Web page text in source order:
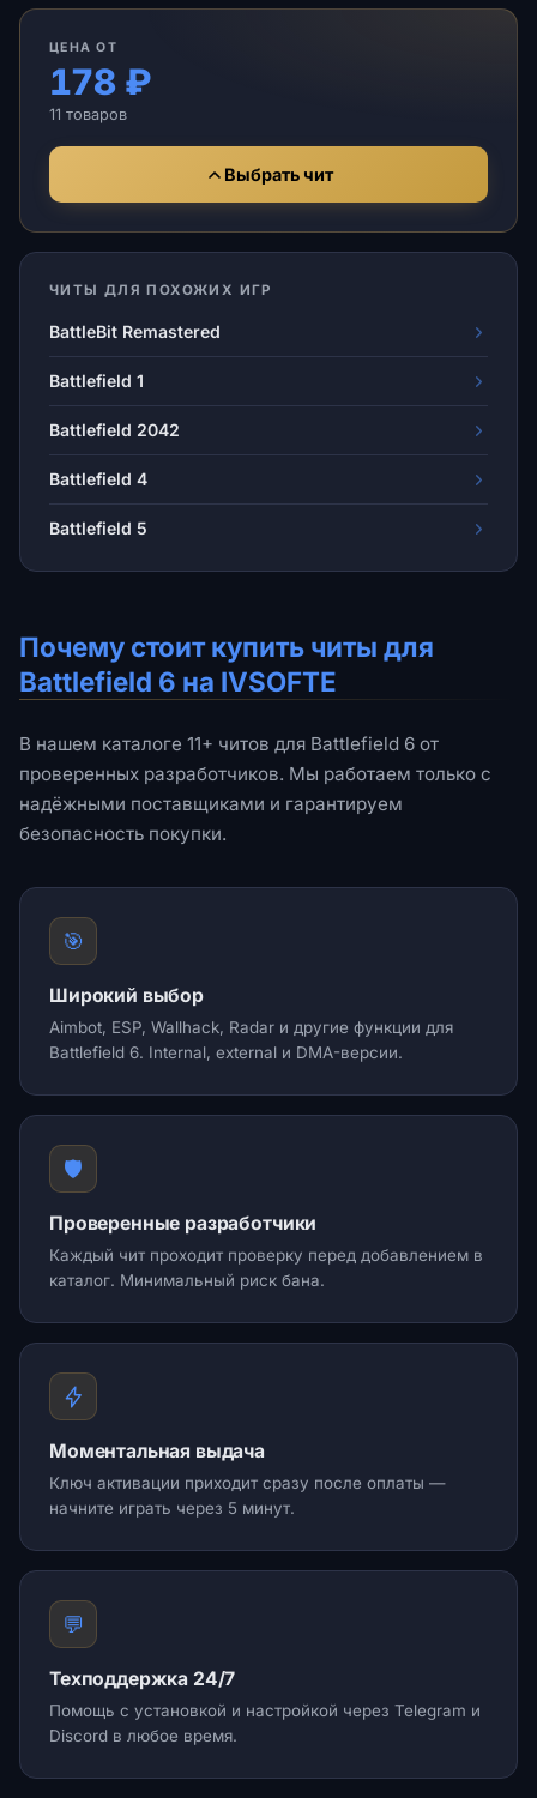
ЦЕНА ОТ
178 ₽
11 товаров
Выбрать чит
ЧИТЫ ДЛЯ ПОХОЖИХ ИГР
BattleBit Remastered
Battlefield 1
Battlefield 2042
Battlefield 4
Battlefield 5
Почему стоит купить читы для
Battlefield 6 на IVSOFTE
В нашем каталоге 11+ читов для Battlefield 6 от
проверенных разработчиков. Мы работаем только с
надёжными поставщиками и гарантируем
безопасность покупки.
🎯
Широкий выбор
Aimbot, ESP, Wallhack, Radar и другие функции для
Battlefield 6. Internal, external и DMA-версии.
🛡️
Проверенные разработчики
Каждый чит проходит проверку перед добавлением в
каталог. Минимальный риск бана.
Моментальная выдача
Ключ активации приходит сразу после оплаты —
начните играть через 5 минут.
💬
Техподдержка 24/7
Помощь с установкой и настройкой через Telegram и
Discord в любое время.